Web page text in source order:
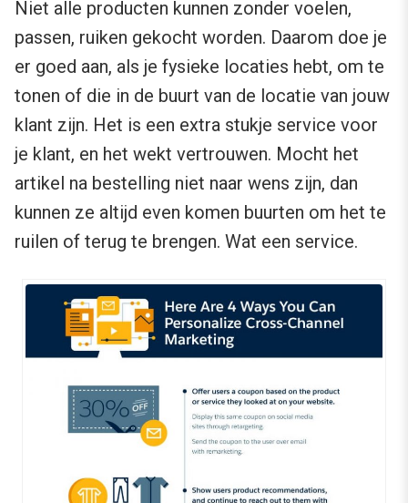
Niet alle producten kunnen zonder voelen,
passen, ruiken gekocht worden. Daarom doe je
er goed aan, als je fysieke locaties hebt, om te
tonen of die in de buurt van de locatie van jouw
klant zijn. Het is een extra stukje service voor
je klant, en het wekt vertrouwen. Mocht het
artikel na bestelling niet naar wens zijn, dan
kunnen ze altijd even komen buurten om het te
ruilen of terug te brengen. Wat een service.